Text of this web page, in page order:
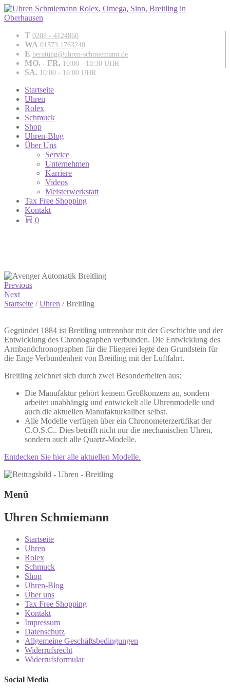
T 0208 - 4124860
WA 01573 1763240
E beratung@uhren-schmiemann.de
MO. - FR. 10:00 - 18:30 UHR
SA. 10:00 - 16:00 UHR
Startseite
Uhren
Rolex
Schmuck
Shop
Uhren-Blog
Über Uns
Service
Unternehmen
Karriere
Videos
Meisterwerkstatt
Tax Free Shopping
Kontakt
0
Previous
Next
Startseite /Uhren /Breitling
Gegründet 1884 ist Breitling untrennbar mit der Geschichte und der
Entwicklung des Chronographen verbunden. Die Entwicklung des
Armbandchronographen für die Fliegerei legte den Grundstein für
die Enge Verbundenheit von Breitling mit der Luftfahrt.
Breitling zeichnet sich durch zwei Besonderheiten aus:
Die Manufaktur gehört keinem Großkonzern an, sondern
arbeitet unabhängig und entwickelt alle Uhrenmodelle und
auch die aktuellen Manufakturkaliber selbst.
Alle Modelle verfügen über ein Chronometerzertifikat der
C.O.S.C.. Dies betrifft nicht nur die mechanischen Uhren,
sondern auch alle Quartz-Modelle.
Entdecken Sie hier alle aktuellen Modelle.
Menü
Uhren Schmiemann
Startseite
Uhren
Rolex
Schmuck
Shop
Uhren-Blog
Über uns
Tax Free Shopping
Kontakt
Impressum
Datenschutz
Allgemeine Geschäftsbedingungen
Widerrufsrecht
Widerrufsformular
Social Media